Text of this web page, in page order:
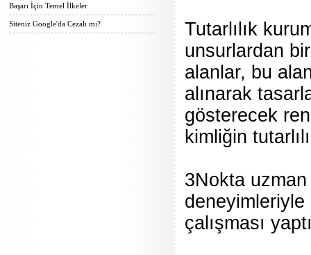
Başarı İçin Temel İlkeler
Siteniz Google'da Cezalı mı?
Tutarlılık
unsurlardan
alanlar, bu
alınarak
gösterecek
kimliğin
3Nokta
çalışması